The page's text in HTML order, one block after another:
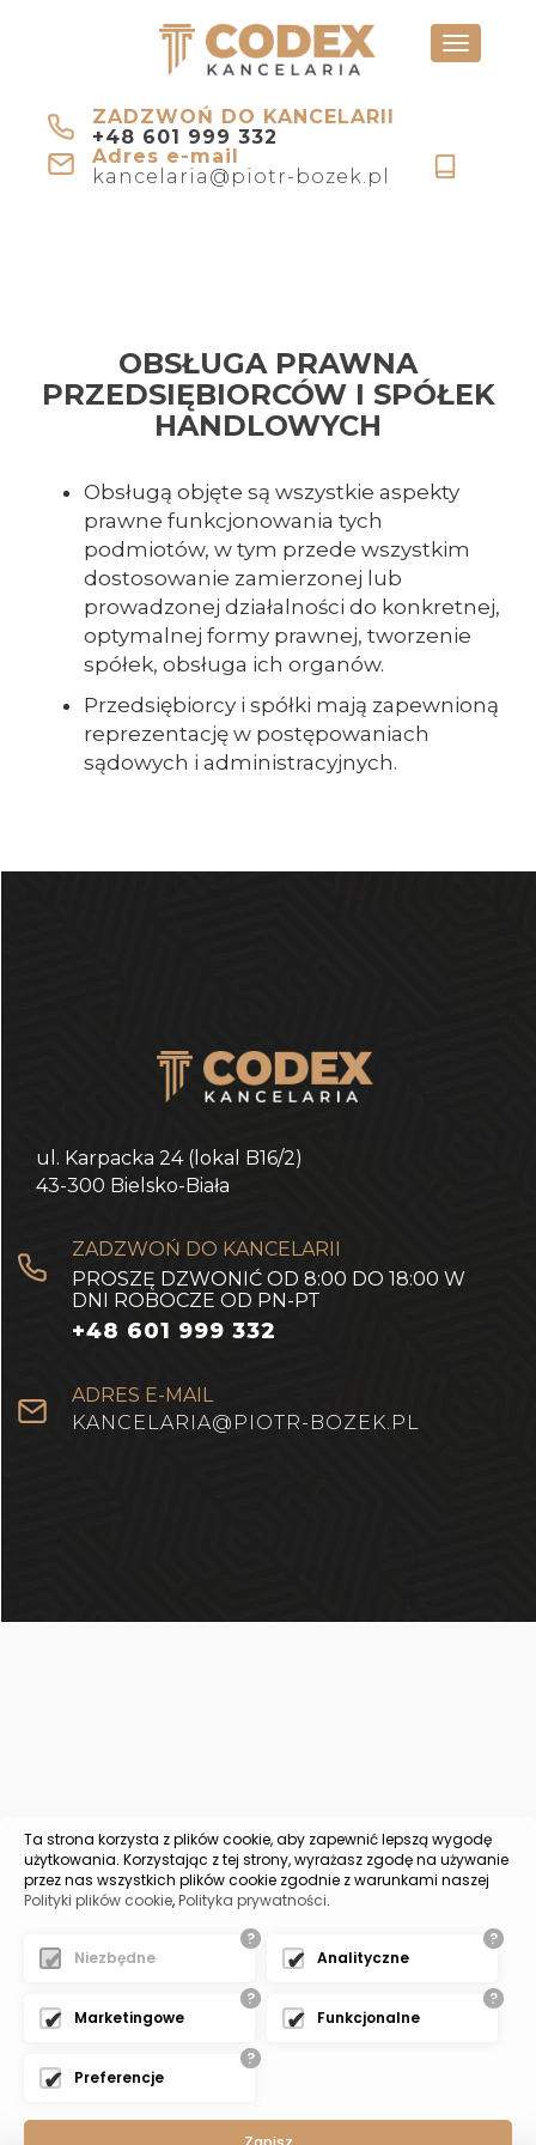
ZADZWOŃ DO KANCELARII
+48 601 999 332
Adres e-mail
kancelaria@piotr-bozek.pl
Toggle
OBSŁUGA PRAWNA
PRZEDSIĘBIORCÓW I SPÓŁEK
HANDLOWYCH
Obsługą objęte są wszystkie aspekty
prawne funkcjonowania tych
podmiotów, w tym przede wszystkim
dostosowanie zamierzonej lub
prowadzonej działalności do konkretnej,
optymalnej formy prawnej, tworzenie
spółek, obsługa ich organów.
Przedsiębiorcy i spółki mają zapewnioną
reprezentację w postępowaniach
sądowych i administracyjnych.
ul. Karpacka 24 (lokal B16/2)
43-300 Bielsko-Biała
ZADZWOŃ DO KANCELARII
PROSZĘ DZWONIĆ OD 8:00 DO 18:00 W
DNI ROBOCZE OD PN-PT
+48 601 999 332
ADRES E-MAIL
KANCELARIA@PIOTR-BOZEK.PL
Ta strona korzysta z plików cookie, aby zapewnić lepszą wygodę
użytkowania. Korzystając z tej strony, wyrażasz zgodę na używanie
przez nas wszystkich plików cookie zgodnie z warunkami naszej
Polityki plików cookie,Polityka prywatności.
?
Niezbędne
?
Analityczne
?
Marketingowe
?
Funkcjonalne
?
Preferencje